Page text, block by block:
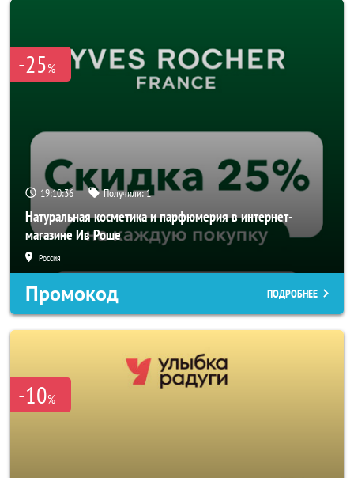
-25%
19:10:34 Получили:1
Натуральная косметика и парфюмерия в интернет-
магазине Ив Роше
Россия
Промокод ПОДРОБНЕЕ
-10%